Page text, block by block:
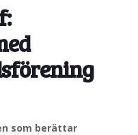
som berättar